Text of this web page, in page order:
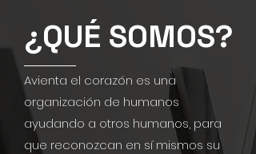
¿QUÉ SOMOS?
Avienta el corazón es una
organización de humanos
ayudando a otros humanos, para
que reconozcan en sí mismos su